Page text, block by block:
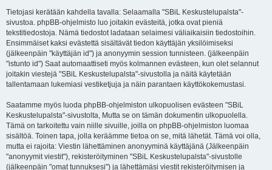
Tietojasi kerätään kahdella tavalla: Selaamalla "SBiL Keskustelupalsta"-
sivustoa. phpBB-ohjelmisto luo joitakin evästeitä, jotka ovat pieniä
tekstitiedostoja. Nämä tiedostot ladataan selaimesi väliaikaisiin tiedostoihin.
Ensimmäiset kaksi evästettä sisältävät tiedon käyttäjän yksilöimiseksi
(jälkeenpäin "käyttäjän id") ja anonyymin session tunnisteen. (jälkeenpäin
"istunto id") Saat automaattiseti myös kolmannen evästeen, kun olet selannut
joitakin viestejä "SBiL Keskustelupalsta"-sivustolla ja näitä käytetään
tallentamaan lukemiasi vestiketjuja ja näin parantaen käyttökokemustasi.
Saatamme myös luoda phpBB-ohjelmiston ulkopuolisen evästeen "SBiL
Keskustelupalsta"-sivustolta, Mutta se on tämän dokumentin ulkopuolella.
Tämä on tarkoitettu vain niille sivuille, joilla on phpBB-ohjelmiston luomaa
sisältöä. Toinen tapa, jolla keräämme tietoa on se, mitä lähetät. Tämä voi olla,
mutta ei rajoita: Viestin lähettäminen anonyyminä käyttäjänä (Jälkeenpäin
"anonyymit viestit"), rekisteröityminen "SBiL Keskustelupalsta"-sivustolle
(jälkeenpäin "omat tunnuksesi") ja lähettämäsi viestit rekisteröitymisen ja